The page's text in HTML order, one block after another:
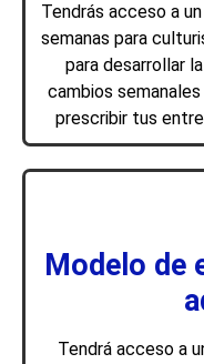
Tendrás acceso a
semanas para
para desarrollar
cambios
prescribir tus
Modelo de
Tendrá acceso a